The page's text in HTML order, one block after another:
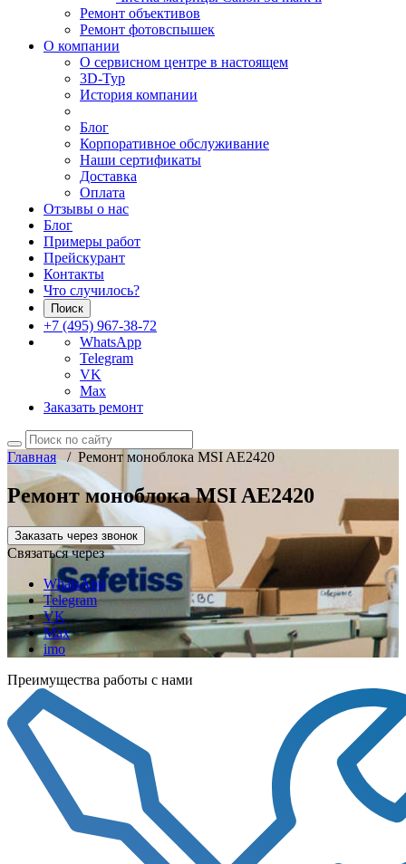
Ремонт объективов
Ремонт фотовспышек
О компании
О сервисном центре в настоящем
3D-Тур
История компании
Блог
Корпоративное обслуживание
Наши сертификаты
Доставка
Оплата
Отзывы о нас
Блог
Примеры работ
Прейскурант
Контакты
Что случилось?
Поиск
+7 (495) 967-38-72
WhatsApp
Telegram
VK
Max
Заказать ремонт
Главная/ Ремонт моноблока MSI AE2420
Ремонт моноблока MSI AE2420
Заказать через звонок
Связаться через
WhatsApp
Telegram
VK
Max
imo
Преимущества работы с нами